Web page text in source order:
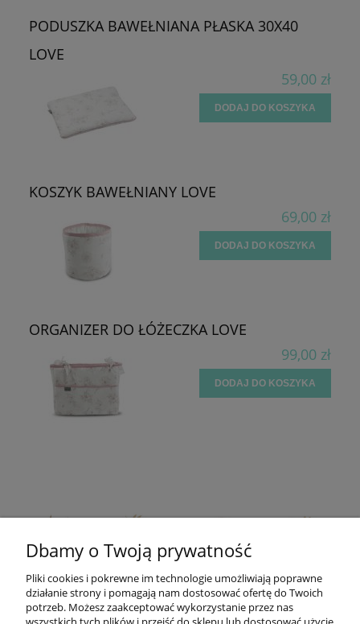
PODUSZKA BAWEŁNIANA PŁASKA 30X40
LOVE
59,00 zł
DODAJ DO KOSZYKA
KOSZYK BAWEŁNIANY LOVE
69,00 zł
DODAJ DO KOSZYKA
ORGANIZER DO ŁÓŻECZKA LOVE
99,00 zł
DODAJ DO KOSZYKA
Dbamy o Twoją prywatność
Pliki cookies i pokrewne im technologie umożliwiają poprawne
działanie strony i pomagają nam dostosować ofertę do Twoich
potrzeb. Możesz zaakceptować wykorzystanie przez nas